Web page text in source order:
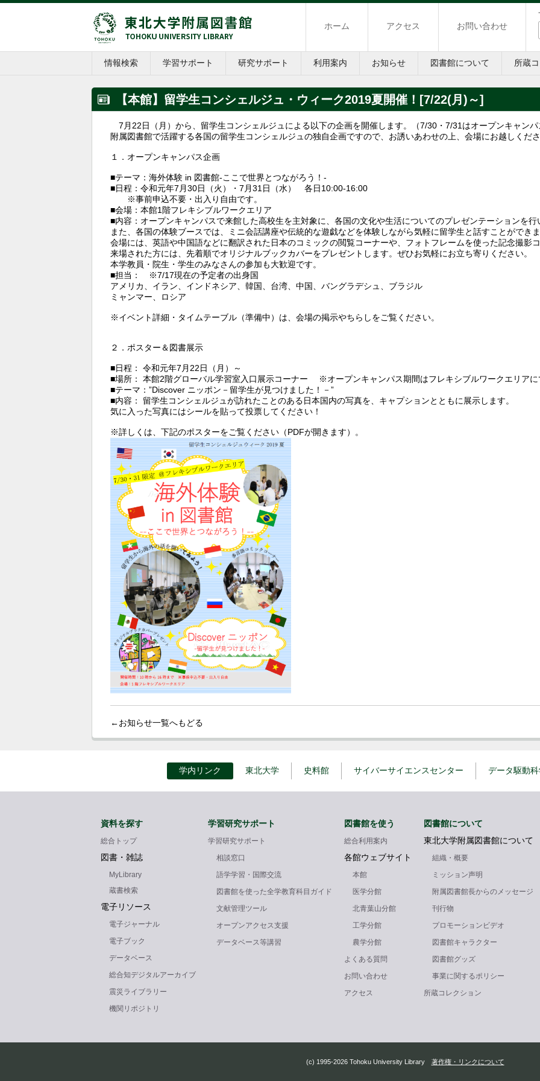
ホーム アクセス お問い合わせ
情報検索 学習サポート 研究サポート 利用案内 お知らせ 図書館について 所蔵
【本館】留学生コンシェルジュ・ウィーク2019夏開催！[7/22(月)～]
7月22日（月）から、留学生コンシェルジュによる以下の企画を開催します。（7/30・7/31はオープンキャン
附属図書館で活躍する各国の留学生コンシェルジュの独自企画ですので、お誘いあわせの上、会場にお越しくだ
１．オープンキャンパス企画
■テーマ：海外体験 in 図書館-ここで世界とつながろう！-
■日程：令和元年7月30日（火）・7月31日（水） 各日10:00-16:00
※事前申込不要・出入り自由です。
■会場：本館1階フレキシブルワークエリア
■内容：オープンキャンパスで来館した高校生を主対象に、各国の文化や生活についてのプレゼンテーションを行
また、各国の体験ブースでは、ミニ会話講座や伝統的な遊戯などを体験しながら気軽に留学生と話すことができ
会場には、英語や中国語などに翻訳された日本のコミックの閲覧コーナーや、フォトフレームを使った記念撮影
来場された方には、先着順でオリジナルブックカバーをプレゼントします。ぜひお気軽にお立ち寄りください。
本学教員・院生・学生のみなさんの参加も大歓迎です。
■担当： ※7/17現在の予定者の出身国
アメリカ、イラン、インドネシア、韓国、台湾、中国、バングラデシュ、ブラジル
ミャンマー、ロシア
※イベント詳細・タイムテーブル（準備中）は、会場の掲示やちらしをご覧ください。
２．ポスター＆図書展示
■日程： 令和元年7月22日（月）～
■場所： 本館2階グローバル学習室入口展示コーナー ※オープンキャンパス期間はフレキシブルワークエリアに
■テーマ：”Discover ニッポン－留学生が見つけました！－”
■内容： 留学生コンシェルジュが訪れたことのある日本国内の写真を、キャプションとともに展示します。
気に入った写真にはシールを貼って投票してください！
※詳しくは、下記のポスターをご覧ください（PDFが開きます）。
←お知らせ一覧へもどる
学内リンク 東北大学 史料館 サイバーサイエンスセンター データ駆動
資料を探す
総合トップ
図書・雑誌
MyLibrary
蔵書検索
電子リソース
電子ジャーナル
電子ブック
データベース
総合知デジタルアーカイブ
震災ライブラリー
機関リポジトリ
学習研究サポート
学習研究サポート
相談窓口
語学学習・国際交流
図書館を使った全学教育科目ガイド
文献管理ツール
オープンアクセス支援
データベース等講習
図書館を使う
総合利用案内
各館ウェブサイト
本館
医学分館
北青葉山分館
工学分館
農学分館
よくある質問
お問い合わせ
アクセス
図書館について
東北大学附属図書館について
組織・概要
ミッション声明
附属図書館長からのメッセージ
刊行物
プロモーションビデオ
図書館キャラクター
図書館グッズ
事業に関するポリシー
所蔵コレクション
(c) 1995-2026 Tohoku University Library 著作権・リンクについて